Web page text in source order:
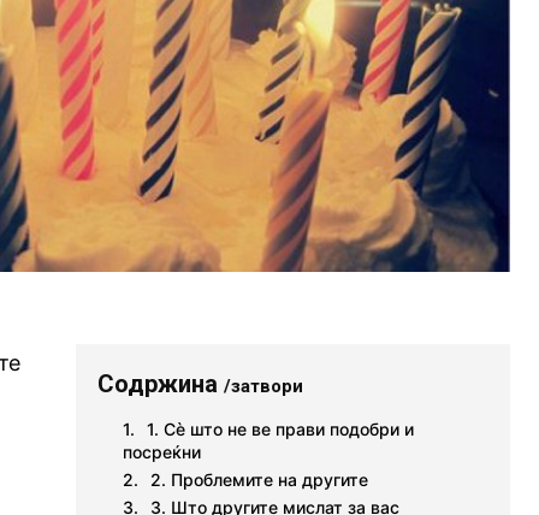
Содржина/затвори
1. Сѐ што не ве прави подобри и
посреќни
2. Проблемите на другите
3. Што другите мислат за вас